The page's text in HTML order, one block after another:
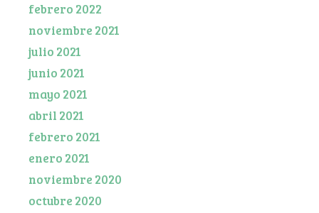
febrero 2022
noviembre 2021
julio 2021
junio 2021
mayo 2021
abril 2021
febrero 2021
enero 2021
noviembre 2020
octubre 2020